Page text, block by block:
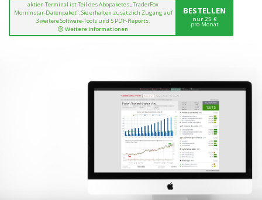
aktien Terminal ist Teil des Abopaketes „TraderFox
Morninstar-Datenpaket“. Sie erhalten zusätzlich Zugang auf
3 weitere Software-Tools und 5 PDF-Reports.
Weitere Informationen
BESTELLEN
nur 25 €
pro Monat